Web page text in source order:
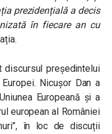
prezidențială a decis
în fiecare an cu
discursul președintelui
Nicușor Dan a
Europeană și a
european al României
în loc de discuții